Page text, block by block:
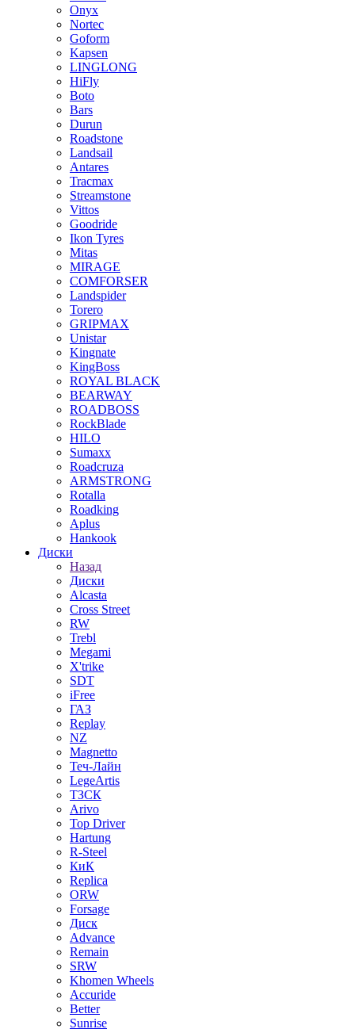
Onyx
Nortec
Goform
Kapsen
LINGLONG
HiFly
Boto
Bars
Durun
Roadstone
Landsail
Antares
Tracmax
Streamstone
Vittos
Goodride
Ikon Tyres
Mitas
MIRAGE
COMFORSER
Landspider
Torero
GRIPMAX
Unistar
Kingnate
KingBoss
ROYAL BLACK
BEARWAY
ROADBOSS
RockBlade
HILO
Sumaxx
Roadcruza
ARMSTRONG
Rotalla
Roadking
Aplus
Hankook
Диски
Назад
Диски
Alcasta
Cross Street
RW
Trebl
Megami
X'trike
SDT
iFree
ГАЗ
Replay
NZ
Magnetto
Теч-Лайн
LegeArtis
ТЗСК
Arivo
Top Driver
Hartung
R-Steel
КиК
Replica
ORW
Forsage
Диск
Advance
Remain
SRW
Khomen Wheels
Accuride
Better
Sunrise